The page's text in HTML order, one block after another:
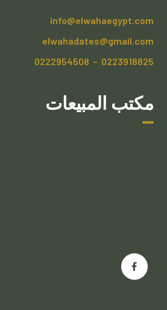
info@elwahaegypt.com
elwahadates@gmail.com
0223918825 – 0222954508
مكتب المبيعات